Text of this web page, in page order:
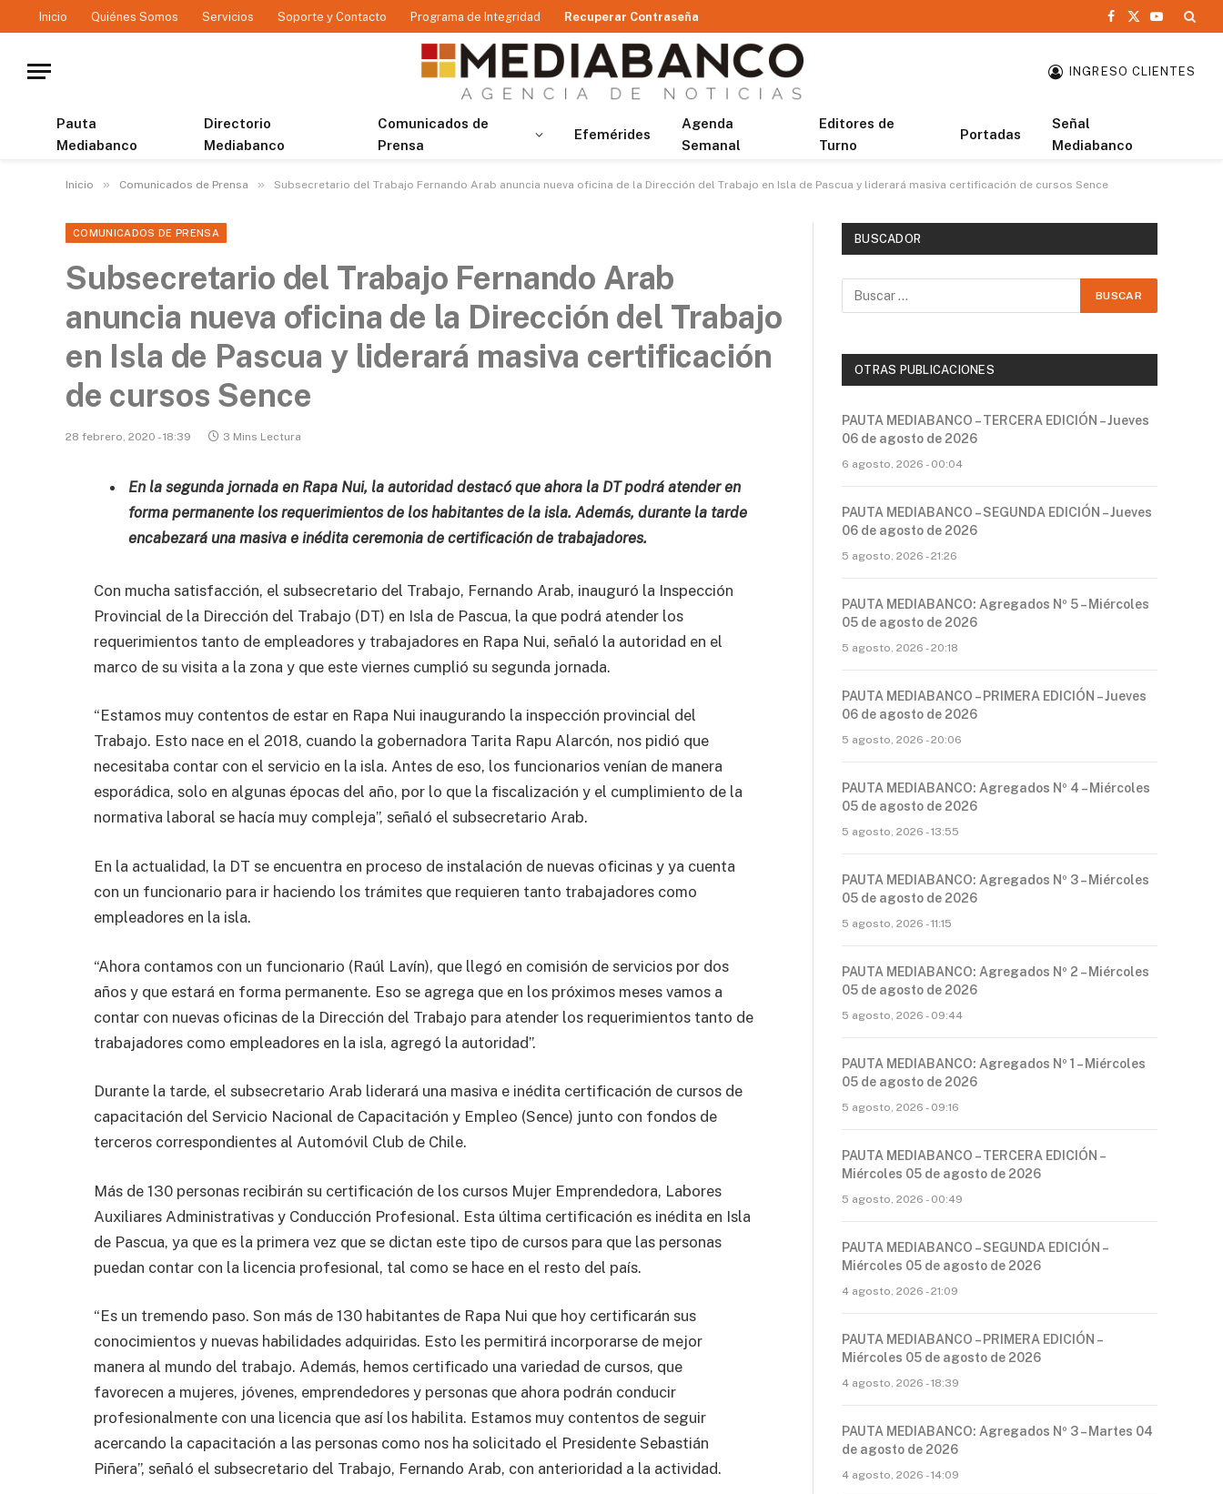
Inicio Quiénes Somos Servicios Soporte y Contacto Programa de Integridad Recuperar Contraseña
Facebook
X
YouTube
INGRESO CLIENTES
Pauta
Mediabanco
Directorio
Mediabanco
Comunicados de
Prensa
Efemérides
Agenda
Semanal
Editores de
Turno
Portadas
Señal
Mediabanco
Inicio » Comunicados de Prensa » Subsecretario del Trabajo Fernando Arab anuncia nueva oficina de la Dirección del Trabajo en Isla de Pascua y liderará masiva certificación de cursos Sence
COMUNICADOS DE PRENSA
Subsecretario del Trabajo Fernando Arab
anuncia nueva oficina de la Dirección del Trabajo
en Isla de Pascua y liderará masiva certificación
de cursos Sence
28 febrero, 2020 - 18:39 3 Mins Lectura
En la segunda jornada en Rapa Nui, la autoridad destacó que ahora la DT podrá atender en
forma permanente los requerimientos de los habitantes de la isla. Además, durante la tarde
encabezará una masiva e inédita ceremonia de certificación de trabajadores.
Con mucha satisfacción, el subsecretario del Trabajo, Fernando Arab, inauguró la Inspección
Provincial de la Dirección del Trabajo (DT) en Isla de Pascua, la que podrá atender los
requerimientos tanto de empleadores y trabajadores en Rapa Nui, señaló la autoridad en el
marco de su visita a la zona y que este viernes cumplió su segunda jornada.
“Estamos muy contentos de estar en Rapa Nui inaugurando la inspección provincial del
Trabajo. Esto nace en el 2018, cuando la gobernadora Tarita Rapu Alarcón, nos pidió que
necesitaba contar con el servicio en la isla. Antes de eso, los funcionarios venían de manera
esporádica, solo en algunas épocas del año, por lo que la fiscalización y el cumplimiento de la
normativa laboral se hacía muy compleja”, señaló el subsecretario Arab.
En la actualidad, la DT se encuentra en proceso de instalación de nuevas oficinas y ya cuenta
con un funcionario para ir haciendo los trámites que requieren tanto trabajadores como
empleadores en la isla.
“Ahora contamos con un funcionario (Raúl Lavín), que llegó en comisión de servicios por dos
años y que estará en forma permanente. Eso se agrega que en los próximos meses vamos a
contar con nuevas oficinas de la Dirección del Trabajo para atender los requerimientos tanto de
trabajadores como empleadores en la isla, agregó la autoridad”.
Durante la tarde, el subsecretario Arab liderará una masiva e inédita certificación de cursos de
capacitación del Servicio Nacional de Capacitación y Empleo (Sence) junto con fondos de
terceros correspondientes al Automóvil Club de Chile.
Más de 130 personas recibirán su certificación de los cursos Mujer Emprendedora, Labores
Auxiliares Administrativas y Conducción Profesional. Esta última certificación es inédita en Isla
de Pascua, ya que es la primera vez que se dictan este tipo de cursos para que las personas
puedan contar con la licencia profesional, tal como se hace en el resto del país.
“Es un tremendo paso. Son más de 130 habitantes de Rapa Nui que hoy certificarán sus
conocimientos y nuevas habilidades adquiridas. Esto les permitirá incorporarse de mejor
manera al mundo del trabajo. Además, hemos certificado una variedad de cursos, que
favorecen a mujeres, jóvenes, emprendedores y personas que ahora podrán conducir
profesionalmente con una licencia que así los habilita. Estamos muy contentos de seguir
acercando la capacitación a las personas como nos ha solicitado el Presidente Sebastián
Piñera”, señaló el subsecretario del Trabajo, Fernando Arab, con anterioridad a la actividad.
BUSCADOR
OTRAS PUBLICACIONES
PAUTA MEDIABANCO – TERCERA EDICIÓN – Jueves
06 de agosto de 2026
6 agosto, 2026 - 00:04
PAUTA MEDIABANCO – SEGUNDA EDICIÓN – Jueves
06 de agosto de 2026
5 agosto, 2026 - 21:26
PAUTA MEDIABANCO: Agregados Nº 5 – Miércoles
05 de agosto de 2026
5 agosto, 2026 - 20:18
PAUTA MEDIABANCO – PRIMERA EDICIÓN – Jueves
06 de agosto de 2026
5 agosto, 2026 - 20:06
PAUTA MEDIABANCO: Agregados Nº 4 – Miércoles
05 de agosto de 2026
5 agosto, 2026 - 13:55
PAUTA MEDIABANCO: Agregados Nº 3 – Miércoles
05 de agosto de 2026
5 agosto, 2026 - 11:15
PAUTA MEDIABANCO: Agregados Nº 2 – Miércoles
05 de agosto de 2026
5 agosto, 2026 - 09:44
PAUTA MEDIABANCO: Agregados Nº 1 – Miércoles
05 de agosto de 2026
5 agosto, 2026 - 09:16
PAUTA MEDIABANCO – TERCERA EDICIÓN –
Miércoles 05 de agosto de 2026
5 agosto, 2026 - 00:49
PAUTA MEDIABANCO – SEGUNDA EDICIÓN –
Miércoles 05 de agosto de 2026
4 agosto, 2026 - 21:09
PAUTA MEDIABANCO – PRIMERA EDICIÓN –
Miércoles 05 de agosto de 2026
4 agosto, 2026 - 18:39
PAUTA MEDIABANCO: Agregados Nº 3 – Martes 04
de agosto de 2026
4 agosto, 2026 - 14:09